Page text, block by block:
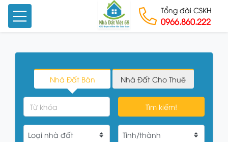
Tổng đài CSKH
0966.860.222
Nhà Đất Bán Nhà Đất Cho Thuê
Tìm kiếm!